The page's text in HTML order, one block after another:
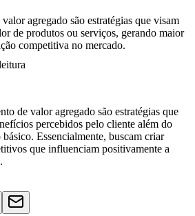
agregado são estratégias que visam
de produtos ou serviços, gerando maior
competitiva no mercado.
de valor agregado são estratégias que
percebidos pelo cliente além do
Essencialmente, buscam criar
que influenciam positivamente a